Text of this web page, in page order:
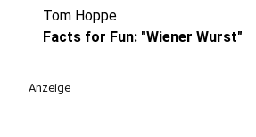
Tom Hoppe
Facts for Fun: "Wiener Wurst"
Anzeige